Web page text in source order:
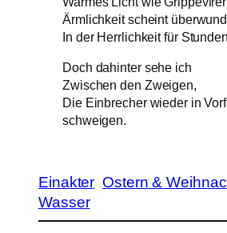
Ärmlichkeit scheint
In der Herrlichkeit für
Doch dahinter sehe ich
Zwischen den Zweigen,
Die Einbrecher wieder in
schweigen.
Einakter Ostern &
Wasser